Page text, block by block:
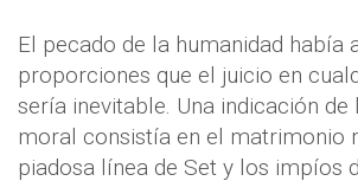
El pecado de la humanidad había
proporciones que el juicio en
sería inevitable. Una indicación de
moral consistía en el matrimonio
piadosa línea de Set y los impíos